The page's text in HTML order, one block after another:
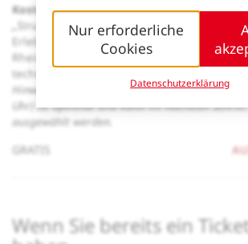
Kostenfreie Teilnahme an der
„Strukturwandel & Digitale Transformation in
Erleben Sie spannende Impulse zur
Rheinischen Reviers – aus wirtschaftlicher,
technologischer Sicht.
Hinweis: Die Teilnahme an der geführten
Uhr) ist optional und kann im nächsten
ausgewählt werden.
GRATIS
Wenn Sie bereits ein
Nur erforderliche
Cookies
Datenschutzerklärung